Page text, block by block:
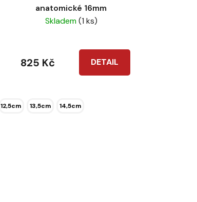
anatomické 16mm
Skladem(1 ks)
DETAIL
825 Kč
12,5cm 13,5cm 14,5cm